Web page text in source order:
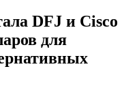
DFJ и Cisco
для